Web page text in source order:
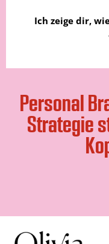
Ich zeige dir,
Personal
Strategie